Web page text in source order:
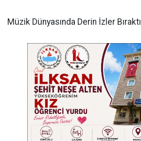
​Müzik Dünyasında Derin İzler Bıraktı